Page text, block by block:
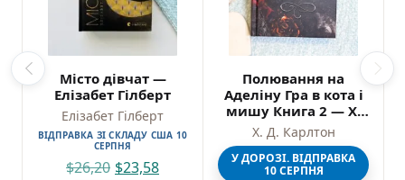
Місто дівчат —
Елізабет Гілберт
Елізабет Гілберт
ВІДПРАВКА ЗІ СКЛАДУ США 10
СЕРПНЯ
$26,20 $23,58
Полювання на
Аделіну Гра в кота і
мишу Книга 2 — Х.
Д. Карлтон –
Bookchef
Х. Д. Карлтон
У ДОРОЗІ. ВІДПРАВКА
10 СЕРПНЯ